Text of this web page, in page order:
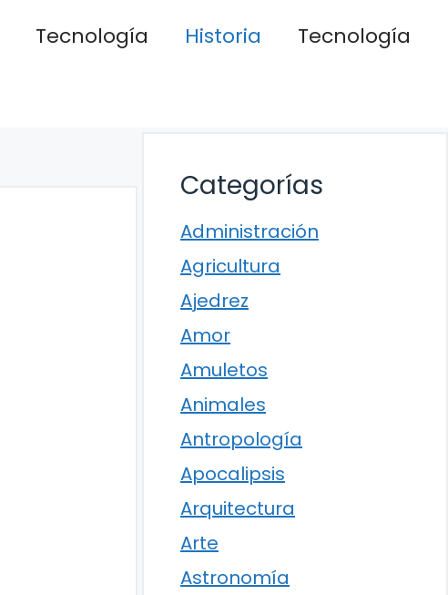
Tecnología Historia
Tecnología
Categorías
Administración
Agricultura
Ajedrez
Amor
Amuletos
Animales
Antropología
Apocalipsis
Arquitectura
Arte
Astronomía